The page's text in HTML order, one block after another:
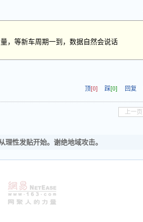
，等新车周期一到，数据自然会说话
顶[0] 踩[0] 回复
上一页
理性发贴开始。谢绝地域攻击。